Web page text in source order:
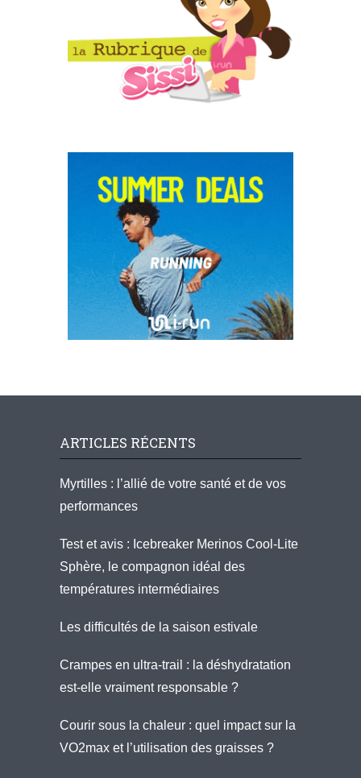
ARTICLES RÉCENTS
Myrtilles : l’allié de votre santé et de vos
performances
Test et avis : Icebreaker Merinos Cool-Lite
Sphère, le compagnon idéal des
températures intermédiaires
Les difficultés de la saison estivale
Crampes en ultra-trail : la déshydratation
est-elle vraiment responsable ?
Courir sous la chaleur : quel impact sur la
VO2max et l’utilisation des graisses ?